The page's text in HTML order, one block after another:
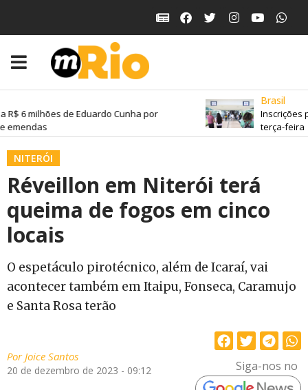
R$ 6 milhões de Eduardo Cunha por
emendas
Brasil
Inscrições
terça-feira
NITERÓI
Réveillon em Niterói terá
queima de fogos em cinco
locais
O espetáculo pirotécnico, além de Icaraí, vai
acontecer também em Itaipu, Fonseca, Caramujo
e Santa Rosa terão
PorJoice Santos
20 de dezembro de 2023 - 09:12 Siga-nos no